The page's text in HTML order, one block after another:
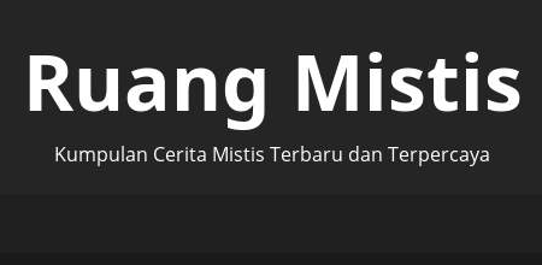
Ruang Mistis
Kumpulan Cerita Mistis Terbaru dan Terpercaya